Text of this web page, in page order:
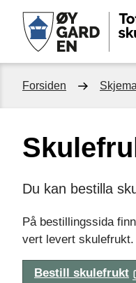
Du
her:
Forsiden Skjema
Du kan bestilla
På bestillingssida
vert levert skulefrukt.
Bestill skulefrukt